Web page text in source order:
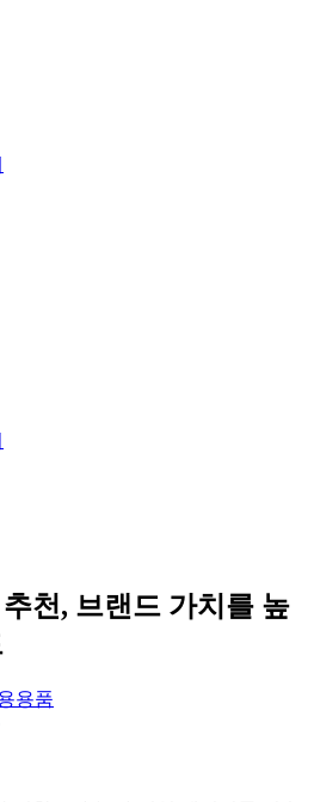
천, 브랜드 가치를 높
용품